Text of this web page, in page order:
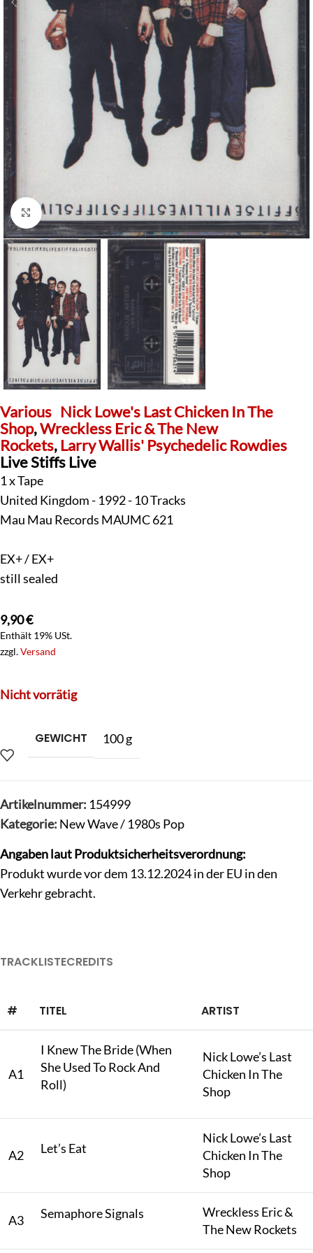
Klick zum Vergrößern
Various Nick Lowe's Last Chicken In The
Shop,Wreckless Eric & The New
Rockets,Larry Wallis' Psychedelic Rowdies
Live Stiffs Live
1 x Tape
United Kingdom - 1992 - 10 Tracks
Mau Mau Records MAUMC 621
EX+ / EX+
still sealed
9,90€
Enthält 19% USt.
zzgl.Versand
Nicht vorrätig
GEWICHT 100 g
Artikelnummer: 154999
Kategorie: New Wave / 1980s Pop
Angaben laut Produktsicherheitsverordnung:
Produkt wurde vor dem 13.12.2024 in der EU in den
Verkehr gebracht.
TRACKLISTECREDITS
# TITEL ARTIST
A1
I Knew The Bride (When
She Used To Rock And
Roll)
Nick Lowe’s Last
Chicken In The
Shop
A2 Let’s Eat
Nick Lowe’s Last
Chicken In The
Shop
A3 Semaphore Signals
Wreckless Eric &
The New Rockets